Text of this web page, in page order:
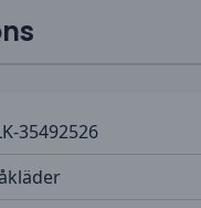
35492526